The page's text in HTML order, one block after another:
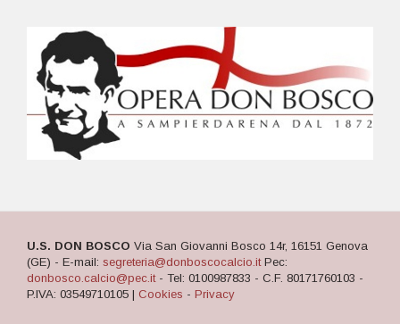
U.S. DON BOSCO Via San Giovanni Bosco 14r, 16151 Genova
(GE) - E-mail: segreteria@donboscocalcio.itPec:
donbosco.calcio@pec.it- Tel: 0100987833 - C.F. 80171760103 -
P.IVA: 03549710105 | Cookies - Privacy